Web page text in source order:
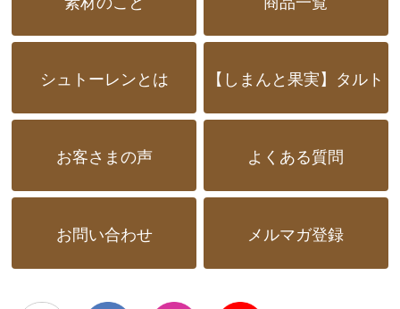
シュトーレンとは 【しまんと果実】タルト
お客さまの声 よくある質問
お問い合わせ メルマガ登録